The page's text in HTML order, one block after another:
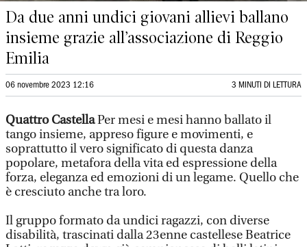
Da due anni undici giovani allievi ballano
insieme grazie all’associazione di Reggio
Emilia
06 novembre 2023 12:16 3 MINUTI DI LETTURA
Quattro CastellaPer mesi e mesi hanno ballato il
tango insieme, appreso figure e movimenti, e
soprattutto il vero significato di questa danza
popolare, metafora della vita ed espressione della
forza, eleganza ed emozioni di un legame. Quello che
è cresciuto anche tra loro.
Il gruppo formato da undici ragazzi, con diverse
disabilità, trascinati dalla 23enne castellese Beatrice